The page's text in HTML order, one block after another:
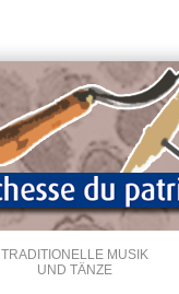
TRADITIONELLE MUSIK
UND TÄNZE